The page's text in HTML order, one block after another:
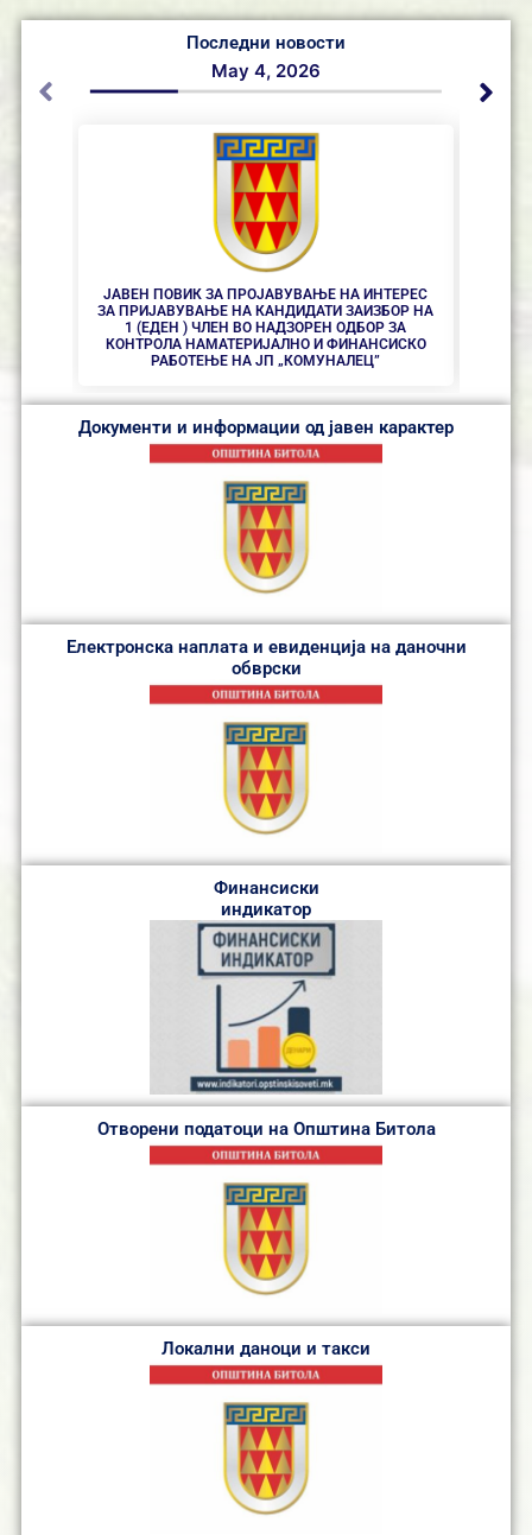
Последни новости
ЈАВЕН ПОВИК ЗА ПРОЈАВУВАЊЕ НА ИНТЕРЕС
ЗА ПРИЈАВУВАЊЕ НА КАНДИДАТИ ЗАИЗБОР НА
1 (ЕДЕН ) ЧЛЕН ВО НАДЗОРЕН ОДБОР ЗА
КОНТРОЛА НАМАТЕРИЈАЛНО И ФИНАНСИСКО
РАБОТЕЊЕ НА ЈП „КОМУНАЛЕЦ”
May 4, 2026
Документи и информации од јавен карактер
Електронска наплата и евиденција на даночни
обврски
Финансиски
индикатор
Отворени податоци на Општина Битола
Локални даноци и такси